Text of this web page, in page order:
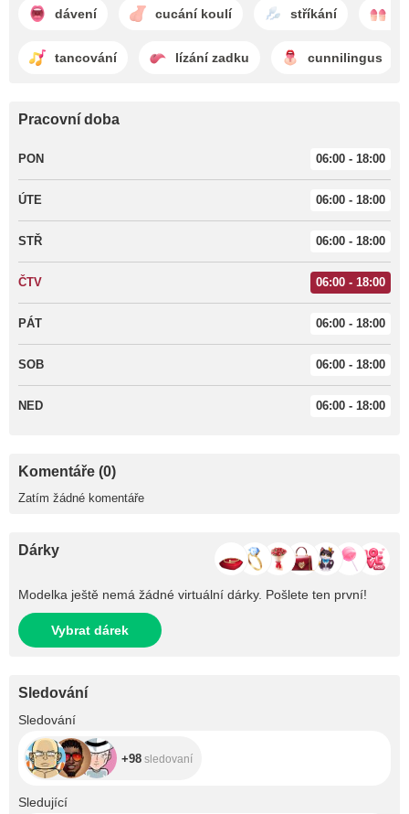
dávení cucání koulí stříkání
tancování lízání zadku cunnilingus
Pracovní doba
PON 06:00 - 18:00
ÚTE 06:00 - 18:00
STŘ 06:00 - 18:00
ČTV 06:00 - 18:00
PÁT 06:00 - 18:00
SOB 06:00 - 18:00
NED 06:00 - 18:00
Komentáře (0)
Zatím žádné komentáře
Dárky
Modelka ještě nemá žádné virtuální dárky. Pošlete ten první!
Vybrat dárek
Sledování
Sledování
+98 sledovaní
Sledující